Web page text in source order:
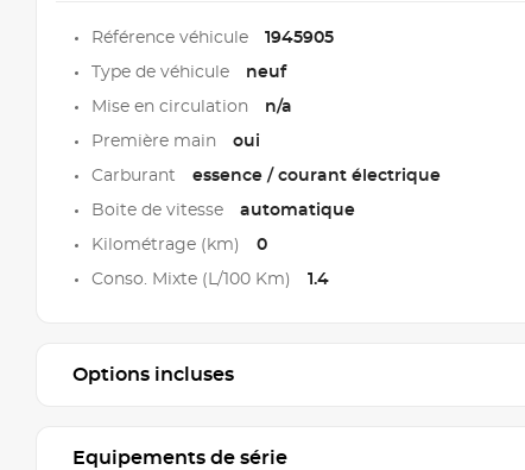
Référence véhicule 1945905
Type de véhicule neuf
Mise en circulation n/a
Première main oui
Carburant essence / courant électrique
Boite de vitesse automatique
Kilométrage (km) 0
Conso. Mixte (L/100 Km) 1.4
Options incluses
Equipements de série